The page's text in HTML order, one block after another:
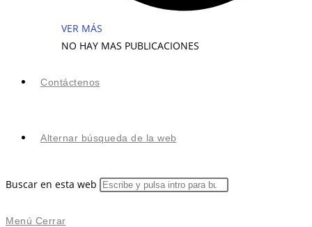
VER MÁS
NO HAY MAS PUBLICACIONES
Contáctenos
Alternar búsqueda de la web
Buscar en esta web
Menú Cerrar